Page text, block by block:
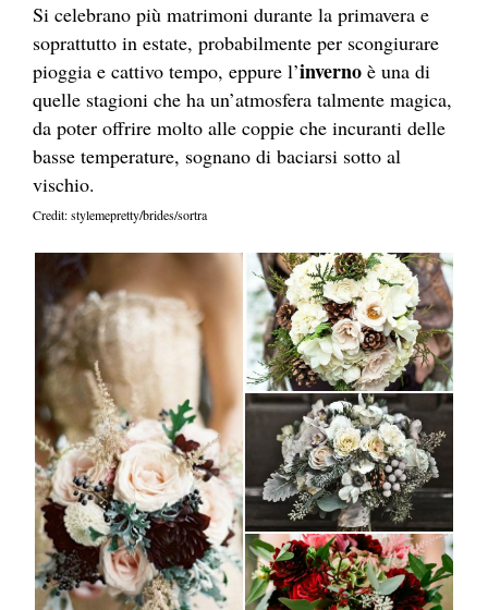
Si celebrano più matrimoni durante la primavera e
soprattutto in estate, probabilmente per scongiurare
pioggia e cattivo tempo, eppure l’inverno è una di
quelle stagioni che ha un’atmosfera talmente magica,
da poter offrire molto alle coppie che incuranti delle
basse temperature, sognano di baciarsi sotto al
vischio.
Credit: stylemepretty/brides/sortra